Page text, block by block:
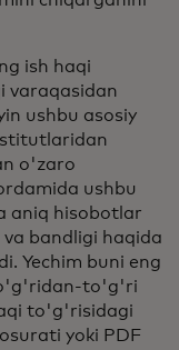
ish haqi
varaqasidan
ushbu asosiy
o'zaro
ushbu
aniq hisobotlar
bandligi haqida
Yechim buni eng
to'g'ri
to'g'risidagi
yoki PDF